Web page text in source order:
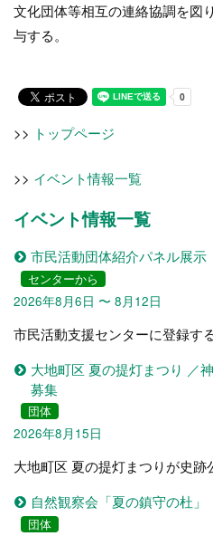
文化団体等相互の連絡協調を図
与する。
>> トップページ
>> イベント情報一覧
イベント情報一覧
市民活動団体紹介パネル展示
センターから
2026年8月6日 〜 8月12日
市民活動支援センターに登録す
大地町区 夏の提灯まつり ／
募集
団体
2026年8月15日
大地町区 夏の提灯まつりが史跡
自然観察会「夏の鎮守の杜」
団体